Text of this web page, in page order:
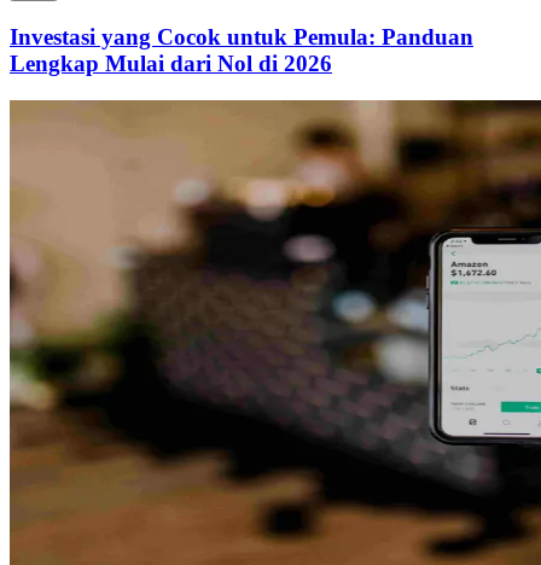
Investasi yang Cocok untuk Pemula: Panduan
Lengkap Mulai dari Nol di 2026